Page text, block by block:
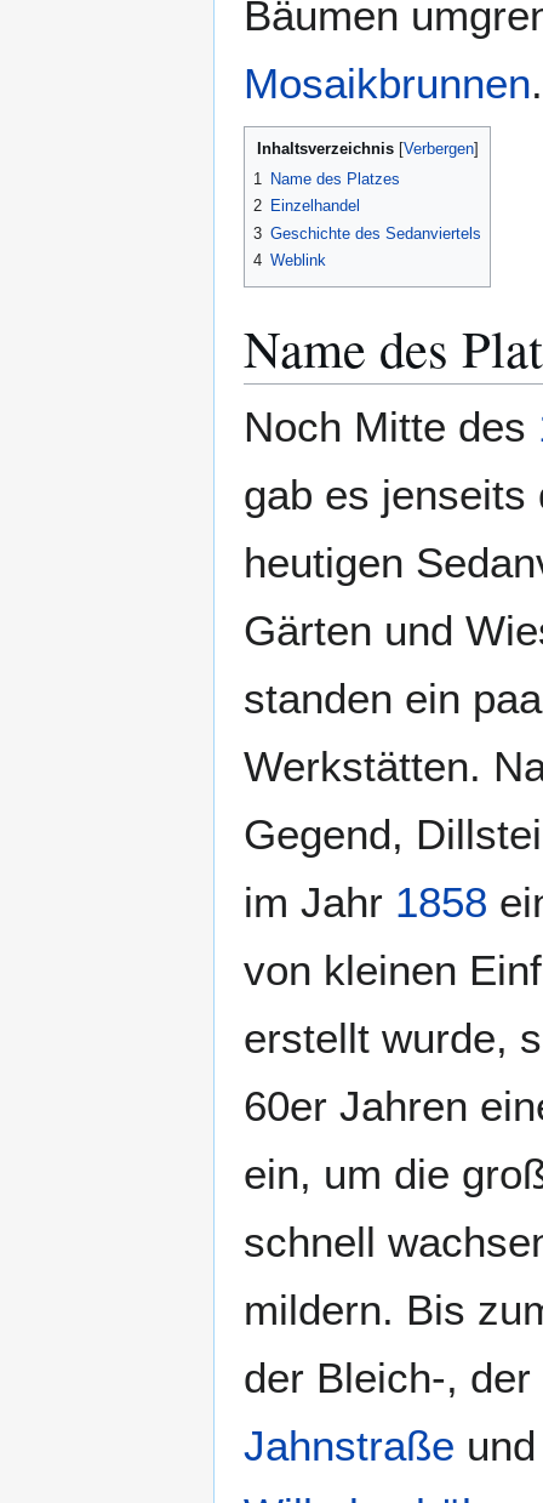
Bäumen
Mosaikbrunnen.
Inhaltsverzeichnis
1 Name des Platzes
2 Einzelhandel
3 Geschichte des Sedanviertels
4 Weblink
Name des
Noch Mitte des
gab es
heutigen
Gärten und
standen ein
Werkstätten.
Gegend,
im Jahr 1858
von kleinen
erstellt wurde,
60er Jahren
ein, um die
schnell
mildern. Bis
der Bleich-,
Jahnstraße